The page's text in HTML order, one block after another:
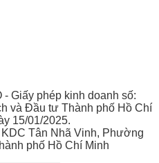
Giấy phép kinh doanh số:
và Đầu tư Thành phố Hồ Chí
15/01/2025.
Tân Nhã Vinh, Phường
phố Hồ Chí Minh